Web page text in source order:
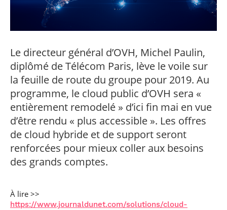
S’engager à Télécom
Paris
Numérique
Parcours Numérique
Responsable
Corps des Mines
Double Diplôme
Corps techniques de
l’État
Artificielle en
alternance
(admissions closes)
cybersécurité des
réseaux et des
systèmes
d’information
Intelligence
Artificielle – Expert
Data & MLops
Intelligence
Artificielle
multimodale et
autonome
Je suis élève en
faire ?
Vous êtes admis,
préparez votre
arrivée
Financement
Entreprises &
solutions Mastère
Spécialisé
Brochures &
contacts
professionnel
• Journaliste
• Créateur d’entreprise
Le directeur général d’OVH, Michel Paulin,
diplômé de Télécom Paris, lève le voile sur
la feuille de route du groupe pour 2019. Au
programme, le cloud public d’OVH sera «
entièrement remodelé » d’ici fin mai en vue
d’être rendu « plus accessible ». Les offres
de cloud hybride et de support seront
renforcées pour mieux coller aux besoins
des grands comptes.
À lire >>
https://www.journaldunet.com/solutions/cloud-